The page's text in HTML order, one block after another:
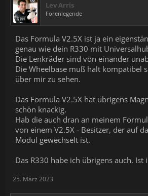
Lev Arris
Forenlegende
Das Formula V2.5X ist ja ein
genau wie dein R330 mit
Die Lenkräder sind von einander
Die Wheelbase muß halt kompatibel
über mir zu sehen.
Das Formula V2.5X hat übrigens
schön knackig.
Hab die auch dran an meinem
von einem V2.5X - Besitzer, der auf
Modul gewechselt ist.
Das R330 habe ich übrigens auch. Ist
25. März 2023